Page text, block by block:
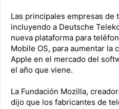
Las principales empresas de
incluyendo a Deutsche
nueva plataforma para
Mobile OS, para aumentar la
Apple en el mercado del
el año que viene.
La Fundación Mozilla,
dijo que los fabricantes de